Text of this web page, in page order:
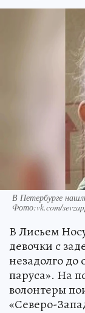
В Петербурге
Фото:vk.com/
В Лисьем
девочки с
незадолго
паруса». На
волонтеры
«Северо-